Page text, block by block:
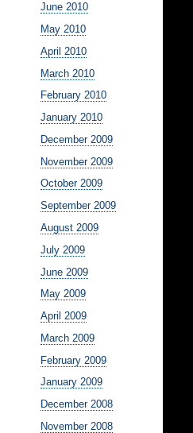
June 2010
May 2010
April 2010
March 2010
February 2010
January 2010
December 2009
November 2009
October 2009
September 2009
August 2009
July 2009
June 2009
May 2009
April 2009
March 2009
February 2009
January 2009
December 2008
November 2008